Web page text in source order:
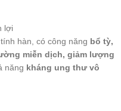
lợi
hàn, có công năng bổ tỳ,
miễn dịch, giảm lượng
năng kháng ung thư vô